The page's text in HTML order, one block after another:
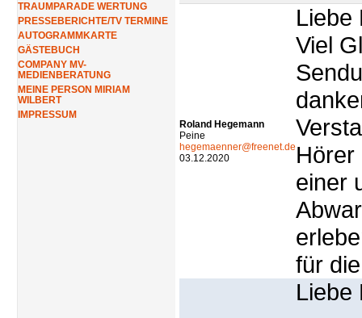
TRAUMPARADE WERTUNG
PRESSEBERICHTE/TV TERMINE
AUTOGRAMMKARTE
GÄSTEBUCH
COMPANY MV-
MEDIENBERATUNG
MEINE PERSON MIRIAM
WILBERT
IMPRESSUM
Roland Hegemann
Peine
hegemaenner@freenet.de
03.12.2020
Liebe
Viel
Hörer
einer
für
Liebe